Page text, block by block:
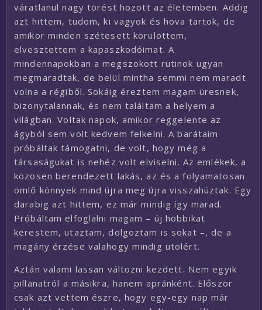
váratlanul nagy törést hozott az életemben. Addig
azt hittem, tudom, ki vagyok és hova tartok, de
amikor minden szétesett körülöttem,
elvesztettem a kapaszkodóimat. A
mindennapokban a megszokott rutinok ugyan
megmaradtak, de belül mintha semmi nem maradt
volna a régiből. Sokáig éreztem magam üresnek,
bizonytalannak, és nem találtam a helyem a
világban. Voltak napok, amikor reggelente az
ágyból sem volt kedvem felkelni. A barátaim
próbáltak támogatni, de volt, hogy még a
társaságukat is nehéz volt elviselni. Az emlékek, a
közösen berendezett lakás, az és a folyamatosan
ömlő könnyek mind újra meg újra visszahúztak. Egy
darabig azt hittem, ez már mindig így marad.
Próbáltam elfoglalni magam – új hobbikat
kerestem, utaztam, dolgoztam is sokat –, de a
magány érzése valahogy mindig utolért.
Aztán valami lassan változni kezdett. Nem egyik
pillanatról a másikra, hanem apránként. Először
csak azt vettem észre, hogy egy-egy nap már